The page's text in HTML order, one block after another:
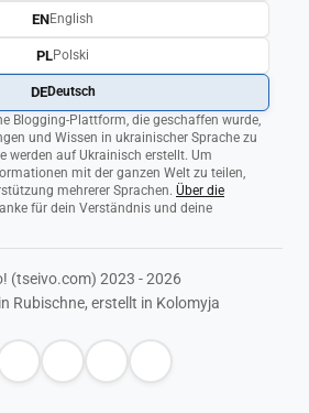
Blogging-Plattform, die geschaffen wurde,
und Wissen in ukrainischer Sprache zu
werden auf Ukrainisch erstellt. Um
mit der ganzen Welt zu teilen,
mehrerer Sprachen. Über die
für dein Verständnis und deine
ENEnglish
PLPolski
DEDeutsch
(tseivo.com) 2023 - 2026
erstellt in Kolomyja